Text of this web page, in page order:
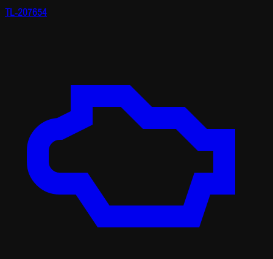
TL-207654